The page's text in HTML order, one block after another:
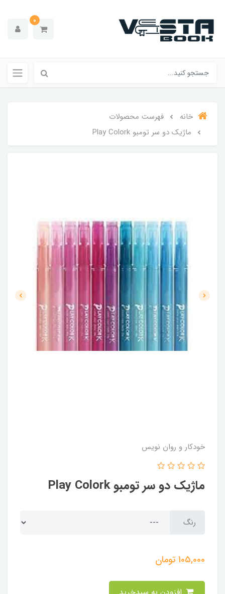
0
خانه
فهرست محصولات
ماژیک دو سر تومبو Play Colork
خودکار و روان نویس
ماژیک دو سر تومبو Play Colork
رنگ
105,000تومان